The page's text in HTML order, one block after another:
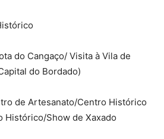
do Cangaço/ Visita à Vila de
do Bordado)
de Artesanato/Centro Histórico
Histórico/Show de Xaxado